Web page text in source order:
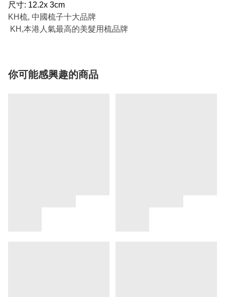
尺寸: 12.2x 3cm
KH梳, 中國梳子十大品牌
KH,本港人氣最高的美髮用梳品牌
你可能感興趣的商品